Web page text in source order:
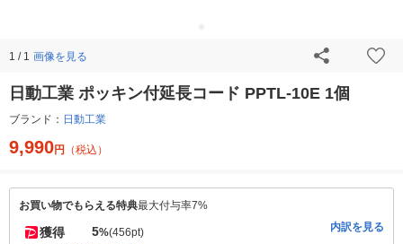
1 / 1 画像を見る
日動工業 ポッキン付延長コード PPTL-10E 1個
ブランド： 日動工業
9,990円 （税込）
お買い物でもらえる特典最大付与率7%
獲得 5%(456pt) 内訳を見る